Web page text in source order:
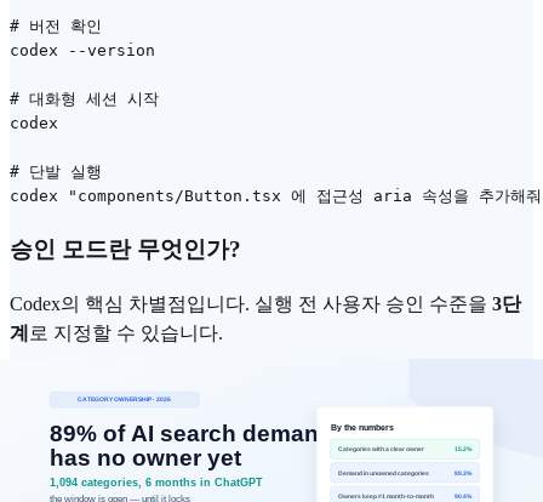
# 버전 확인
codex --version
# 대화형 세션 시작
codex
# 단발 실행
승인 모드란 무엇인가?
Codex의 핵심 차별점입니다. 실행 전 사용자 승인 수준을 3단
계 로 지정할 수 있습니다.
codex --approval-mode suggest "리팩터링해줘"
# auto-edit 모드: 파일 편집은 자동 승인, 명령어 실행은 확인
codex --approval-mode auto-edit "타입 오류 전부 수정해줘"